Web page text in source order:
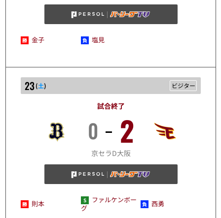
金子 塩見
8/23
23(土) ビジター
試合終了
0 2
京セラD大阪
則本
ファルケンボー
グ
西勇